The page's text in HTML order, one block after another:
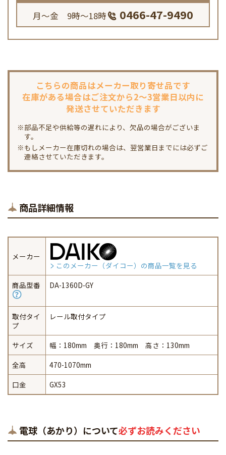
月～金 9時～18時
0466-47-9490
こちらの商品はメーカー取り寄せ品です
在庫がある場合はご注文から2～3営業日以内に
発送させていただきます
※部品不足や供給等の遅れにより、欠品の場合がございま
す。
※もしメーカー在庫切れの場合は、翌営業日までには必ずご
連絡させていただきます。
商品詳細情報
メーカー
このメーカー（ダイコー）の商品一覧を見る
商品型番
DA-1360D-GY
取付タイ
プ
レール取付タイプ
サイズ
幅：180mm 奥行：180mm 高さ：130mm
全高
470-1070mm
口金
GX53
電球（あかり）について必ずお読みください